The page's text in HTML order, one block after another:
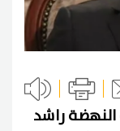
النهضة راشد